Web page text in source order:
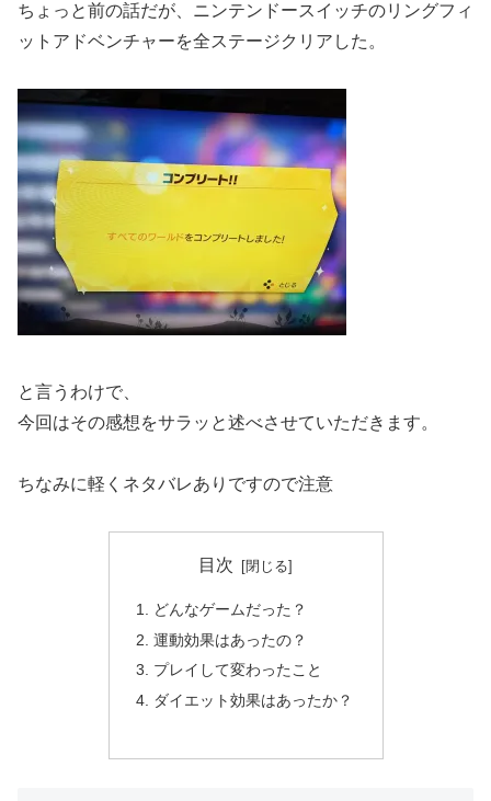
ちょっと前の話だが、ニンテンドースイッチのリングフィ
ットアドベンチャーを全ステージクリアした。
と言うわけで、
今回はその感想をサラッと述べさせていただきます。
ちなみに軽くネタバレありですので注意
目次
どんなゲームだった？
運動効果はあったの？
プレイして変わったこと
ダイエット効果はあったか？